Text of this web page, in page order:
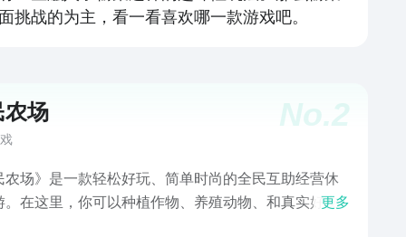
战的为主，看一看喜欢哪一款游戏吧。
No.2
农场
农场》是一款轻松好玩、简单时尚的全民互助经营休
。在这里，你可以种植作物、养殖动物、和真实好友
更多